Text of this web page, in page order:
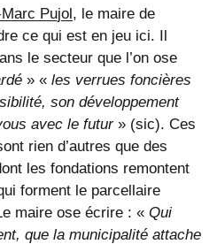
Pujol, le maire de
ce qui est en jeu ici. Il
le secteur que l’on ose
» «les verrues foncières
son développement
avec le futur» (sic). Ces
rien d’autres que des
les fondations remontent
forment le parcellaire
maire ose écrire : «Qui
que la municipalité attache